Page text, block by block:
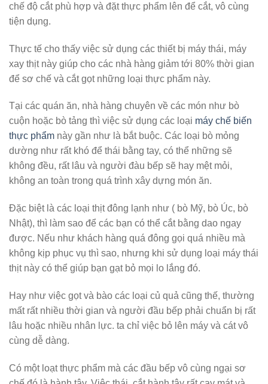
chế độ cắt phù hợp và đặt thực phẩm lên để cắt, vô cùng
tiện dụng.
Thực tế cho thấy việc sử dụng các thiết bị máy thái, máy
xay thịt này giúp cho các nhà hàng giảm tới 80% thời gian
để sơ chế và cắt gọt những loại thực phẩm này.
Tại các quán ăn, nhà hàng chuyên về các món như bò
cuộn hoặc bò tảng thì việc sử dụng các loại máy chế biến
thực phẩm này gần như là bắt buộc. Các loại bò mỏng
dường như rất khó để thái bằng tay, có thể những sẽ
không đều, rất lâu và người đàu bếp sẽ hay mệt mỏi,
không an toàn trong quá trình xây dựng món ăn.
Đặc biệt là các loại thịt đông lạnh như ( bò Mỹ, bò Úc, bò
Nhật), thì làm sao để các bạn có thể cắt bằng dao ngay
được. Nếu như khách hàng quá đông gọi quá nhiều mà
không kịp phục vụ thì sao, nhưng khi sử dụng loại máy thái
thịt này có thể giúp bạn gạt bỏ mọi lo lắng đó.
Hay như việc gọt và bào các loại củ quả cũng thế, thường
mất rất nhiều thời gian và người đầu bếp phải chuẩn bị rất
lâu hoặc nhiều nhân lực. ta chỉ việc bỏ lên máy và cát vô
cùng dễ dàng.
Có một loạt thực phẩm mà các đầu bếp vô cùng ngại sơ